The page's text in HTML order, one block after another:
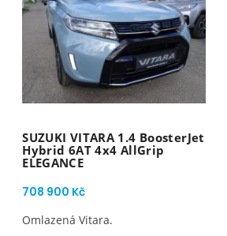
SUZUKI VITARA 1.4 BoosterJet
Hybrid 6AT 4x4 AllGrip
ELEGANCE
708 900 Kč
Omlazená Vitara.